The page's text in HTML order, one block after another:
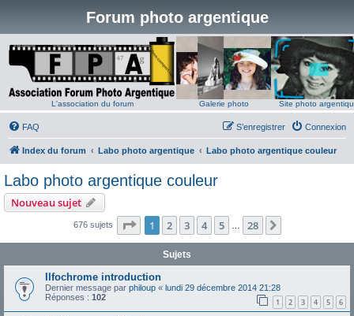
Forum photo argentique
L'association du forum Galerie photo Site photo
FAQ Connexion
S’enregistrer
Index du forum Labo photo argentique Labo photo argentique couleur
Labo photo argentique couleur
Nouveau sujet
676 sujets Page 1sur28
1 2 3 4 5 28
Sujets
Ilfochrome introduction
Dernier message par philoup « lundi 29 décembre 2014 21:28
Réponses : 102 1 2 3 4 5 6